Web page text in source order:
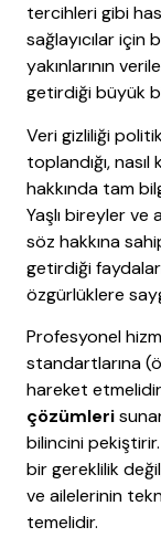
tercihleri gibi
sağlayıcılar için
yakınlarının
getirdiği büyük
Veri gizliliği
toplandığı, nasıl
hakkında tam
Yaşlı bireyler
söz hakkına
getirdiği
özgürlüklere
Profesyonel
standartlarına
hareket
çözümleri
bilincini
bir gereklilik
ve ailelerinin
temelidir.